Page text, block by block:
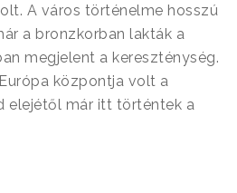
A város történelme hosszú
a bronzkorban lakták a
megjelent a kereszténység.
központja volt a
elejétől már itt történtek a